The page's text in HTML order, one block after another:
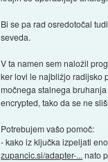
Bi se pa rad osredotočal
seveda.
V ta namen sem naložil
ker lovi le najbližjo radijsko
močnega stalnega
encrypted, tako da se ne
Potrebujem vašo pomoč:
- kako iz ključka izpeljati
zupancic.si/adapter-... nato